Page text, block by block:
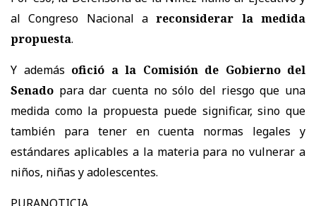
al Congreso Nacional areconsiderar la medida
propuesta.
Y además ofició a la Comisión de Gobierno del
Senado para dar cuenta no sólo del riesgo que una
medida como la propuesta puede significar, sino que
también para tener en cuenta normas legales y
estándares aplicables a la materia para no vulnerar a
niños, niñas y adolescentes.